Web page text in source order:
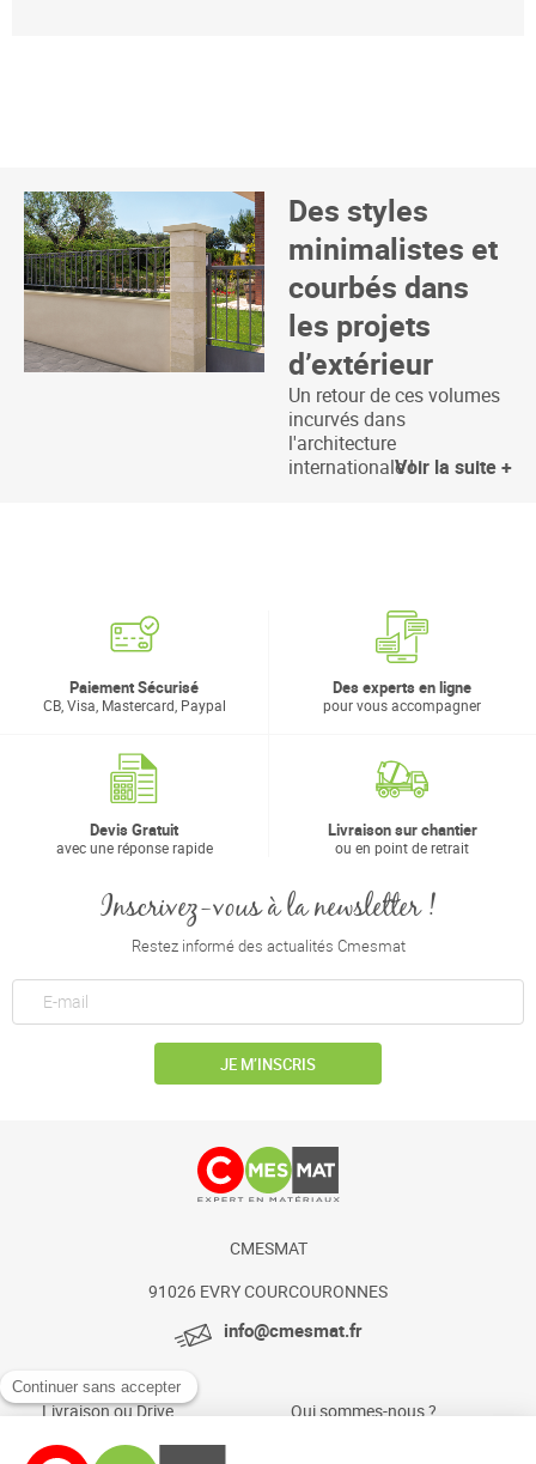
Des styles
minimalistes et
courbés dans
les projets
d’extérieur
Un retour de ces volumes
incurvés dans
l'architecture
internationale !Voir la suite +
Paiement Sécurisé
CB, Visa, Mastercard, Paypal
Des experts en ligne
pour vous accompagner
Devis Gratuit
avec une réponse rapide
Livraison sur chantier
ou en point de retrait
Inscrivez-vous à la newsletter !
Restez informé des actualités Cmesmat
JE M’INSCRIS
CMESMAT
91026 EVRY COURCOURONNES
info@cmesmat.fr
Livraison ou Drive
Paiement sécurisé
Qui sommes-nous ?